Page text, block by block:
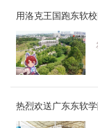
用洛克王国跑东软
热烈欢送广东东软